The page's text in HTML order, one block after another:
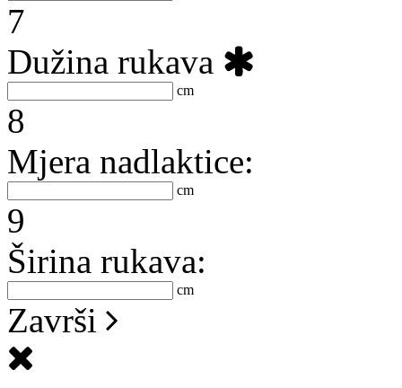
7
Dužina rukava
:
cm
8
Mjera nadlaktice:
cm
9
Širina rukava:
cm
Završi